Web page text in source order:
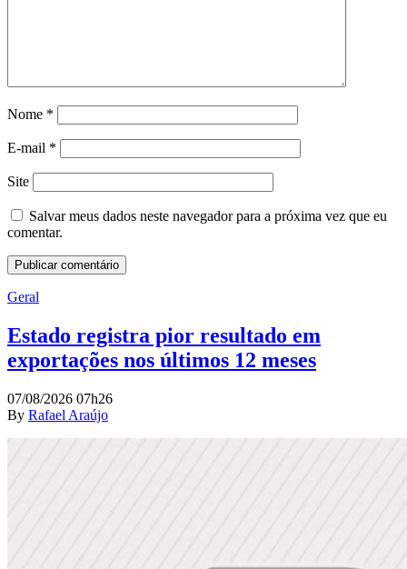
Nome *
E-mail *
Site
Salvar meus dados neste navegador para a próxima vez que eu
comentar.
Geral
Estado registra pior resultado em
exportações nos últimos 12 meses
07/08/2026 07h26
By Rafael Araújo